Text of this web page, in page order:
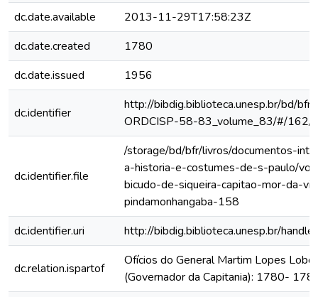
dc.date.available
2013-11-29T17:58:23Z
dc.date.created
1780
dc.date.issued
1956
dc.identifier
http://bibdig.biblioteca.unesp.br/bd/
ORDCISP-58-83_volume_83/#/162/
dc.identifier.file
/storage/bd/bfr/livros/documentos-
a-historia-e-costumes-de-s-paulo/
bicudo-de-siqueira-capitao-mor-da-
pindamonhangaba-158
dc.identifier.uri
http://bibdig.biblioteca.unesp.br/
dc.relation.ispartof
Ofícios do General Martim Lopes Lobo
(Governador da Capitania): 1780-